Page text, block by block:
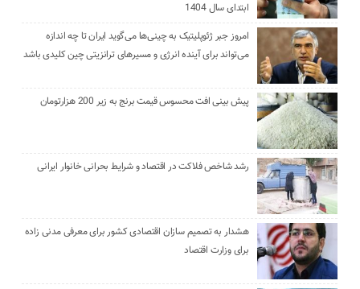
ابتدای سال 1404
امروز جبر ژئوپلیتیک به چینی‌ها می‌گوید ایران تا چه اندازه
می‌تواند برای آینده انرژی و مسیرهای ترانزیتی چین کلیدی باشد
پیش بینی افت محسوس قیمت برنج به زیر 200 هزارتومان
رشد شاخص فلاکت در اقتصاد و شرایط بحرانی خانوار ایرانی
هشدار به تصمیم سازان اقتصادی کشور برای معرفی مدنی زاده
برای وزارت اقتصاد